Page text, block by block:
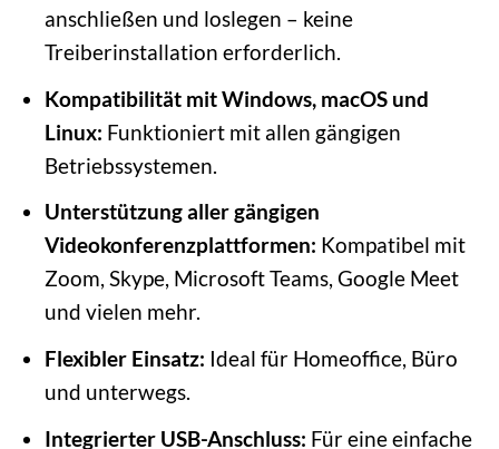
anschließen und loslegen – keine
Treiberinstallation erforderlich.
Kompatibilität mit Windows, macOS und
Linux: Funktioniert mit allen gängigen
Betriebssystemen.
Unterstützung aller gängigen
Videokonferenzplattformen: Kompatibel mit
Zoom, Skype, Microsoft Teams, Google Meet
und vielen mehr.
Flexibler Einsatz: Ideal für Homeoffice, Büro
und unterwegs.
Integrierter USB-Anschluss: Für eine einfache